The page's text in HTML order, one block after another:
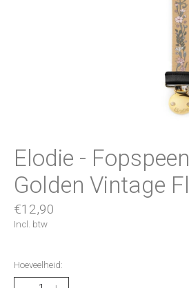
Elodie -
Golden Vintage
€12,90
Incl. btw
Hoeveelheid: